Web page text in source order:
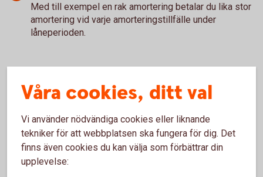
Med till exempel en rak amortering betalar du lika stor
amortering vid varje amorteringstillfälle under
låneperioden.
Offert/pris och räntor
Priset för fastighetslånet för skog och lantbruk är
individuellt och sätts utifrån företagets ekonomi och
bankengagemang. Kontakta oss för mer information.
Våra cookies, ditt val
Vi använder nödvändiga cookies eller liknande
tekniker för att webbplatsen ska fungera för dig. Det
finns även cookies du kan välja som förbättrar din
upplevelse: